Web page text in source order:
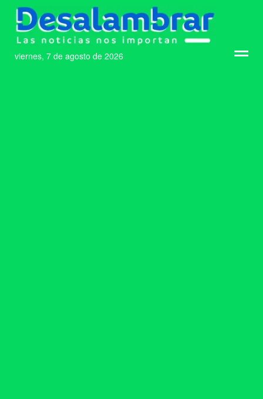
viernes, 7 de agosto de 2026